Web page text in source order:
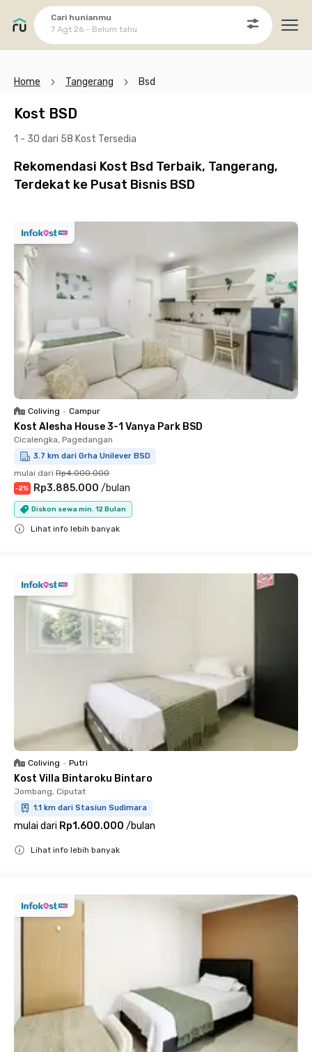
Cari hunianmu
7 Agt 26 - Belum tahu
Home Tangerang Bsd
Kost BSD
1 - 30 dari 58 Kost Tersedia
Rekomendasi Kost Bsd Terbaik, Tangerang,
Terdekat ke Pusat Bisnis BSD
Coliving • Campur
Kost Alesha House 3-1 Vanya Park BSD
Cicalengka, Pagedangan
3.7 km dari Grha Unilever BSD
mulai dari Rp4.000.000
-2% Rp3.885.000 /bulan
Diskon sewa min. 12 Bulan
Lihat info lebih banyak
Coliving • Putri
Kost Villa Bintaroku Bintaro
Jombang, Ciputat
1.1 km dari Stasiun Sudimara
mulai dari Rp1.600.000 /bulan
Lihat info lebih banyak